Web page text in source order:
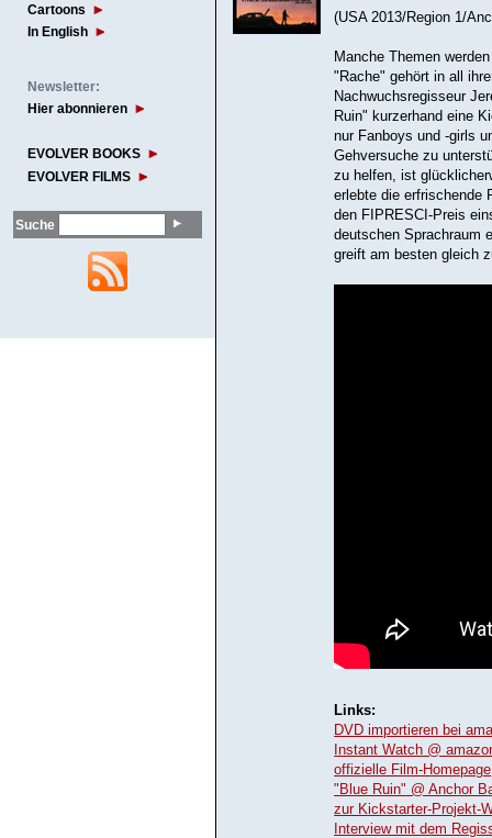
Cartoons
In English
Newsletter:
Hier abonnieren
EVOLVER BOOKS
EVOLVER FILMS
Suche
(USA 2013/Region 1/
Manche Themen
"Rache" gehört in all
Nachwuchsregisseur
Ruin" kurzerhand eine
nur Fanboys und -girls
Gehversuche zu
zu helfen, ist
erlebte die erfrischende
den FIPRESCI-Preis
deutschen Sprachraum
greift am besten gleich
Links:
DVD importieren bei
Instant Watch @
offizielle Film-Homepage
"Blue Ruin" @ Anchor
zur Kickstarter-Projekt-
Interview mit dem